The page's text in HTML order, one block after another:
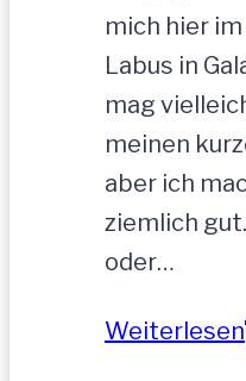
mich hier
Labus in
mag
meinen
aber ich
ziemlich
oder…
Weiterlesen